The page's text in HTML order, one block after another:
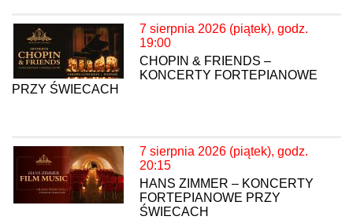
7 sierpnia 2026 (piątek), godz.
19:00
CHOPIN & FRIENDS –
KONCERTY FORTEPIANOWE
PRZY ŚWIECACH
7 sierpnia 2026 (piątek), godz.
20:15
HANS ZIMMER – KONCERTY
FORTEPIANOWE PRZY
ŚWIECACH